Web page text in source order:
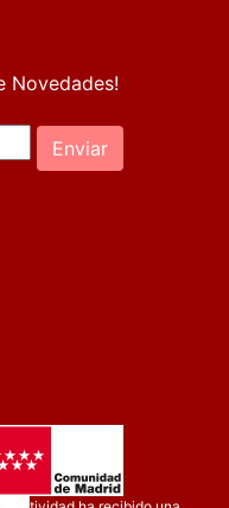
Novedades!
Enviar